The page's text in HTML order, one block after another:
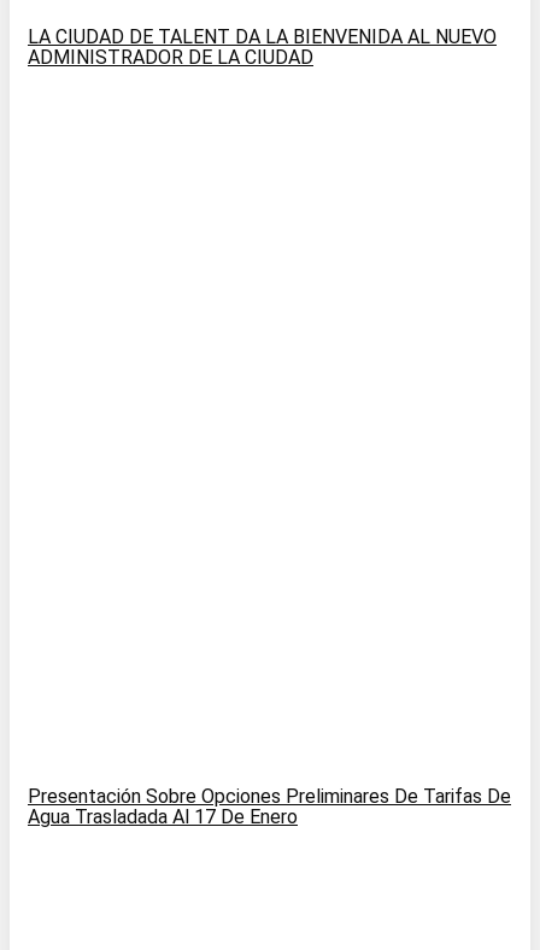
LA CIUDAD DE TALENT DA LA BIENVENIDA AL NUEVO
ADMINISTRADOR DE LA CIUDAD
Presentación Sobre Opciones Preliminares De Tarifas De
Agua Trasladada Al 17 De Enero